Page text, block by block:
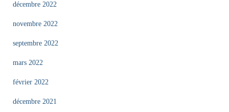
décembre 2022
novembre 2022
septembre 2022
mars 2022
février 2022
décembre 2021